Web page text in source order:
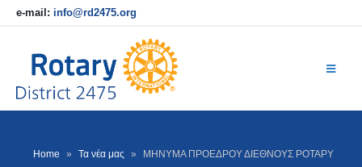
e-mail: info@rd2475.org
Home » Τα νέα μας »
ΜΗΝΥΜΑ ΠΡΟΕΔΡΟΥ ΔΙΕΘΝΟΥΣ ΡΟΤΑΡΥ